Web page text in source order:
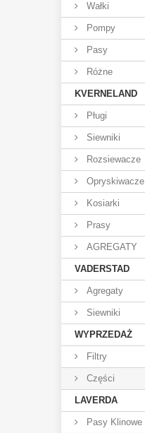
Wałki
Pompy
Pasy
Różne
KVERNELAND
Pługi
Siewniki
Rozsiewacze
Opryskiwacze
Kosiarki
Prasy
AGREGATY
VADERSTAD
Agregaty
Siewniki
WYPRZEDAŻ
Filtry
Części
LAVERDA
Pasy Klinowe